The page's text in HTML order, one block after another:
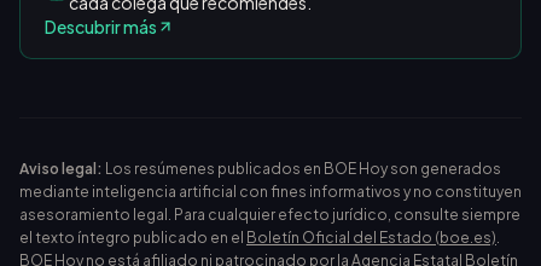
Descubrir más
Aviso legal: Los resúmenes publicados en BOE Hoy son generados
mediante inteligencia artificial con fines informativos y no constituyen
asesoramiento legal. Para cualquier efecto jurídico, consulte siempre
el texto íntegro publicado en el Boletín Oficial del Estado (boe.es).
BOE Hoy no está afiliado ni patrocinado por la Agencia Estatal Boletín